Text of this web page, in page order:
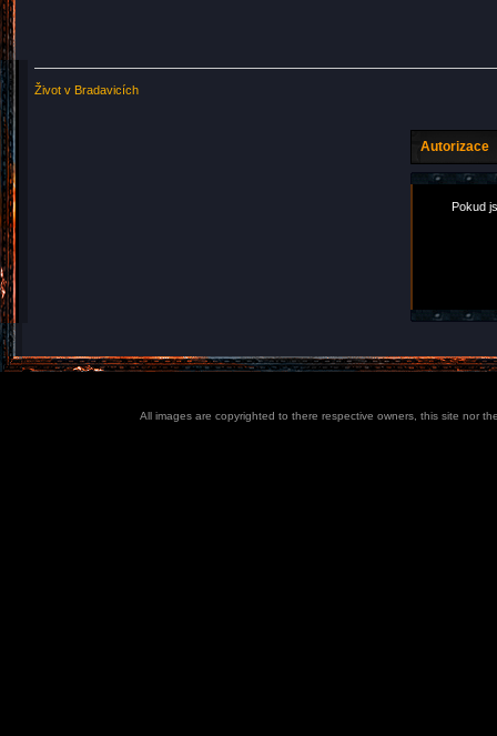
Život v Bradavicích
Autorizace
Pokud
All images are copyrighted to there respective owners, this site nor